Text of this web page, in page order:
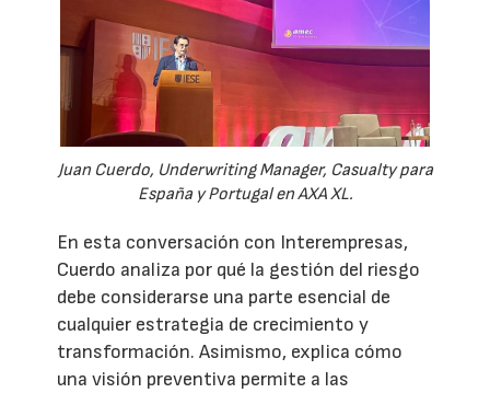
Juan Cuerdo, Underwriting Manager, Casualty para
España y Portugal en AXA XL.
En esta conversación con Interempresas,
Cuerdo analiza por qué la gestión del riesgo
debe considerarse una parte esencial de
cualquier estrategia de crecimiento y
transformación. Asimismo, explica cómo
una visión preventiva permite a las